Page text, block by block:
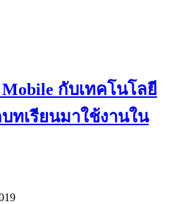
กับเทคโนโลยี
ทเรียนมาใช้งานใน